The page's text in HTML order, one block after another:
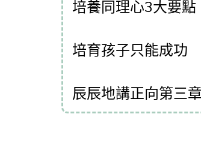
培養同理心3大要點
培育孩子只能成功
辰辰地講正向第三章